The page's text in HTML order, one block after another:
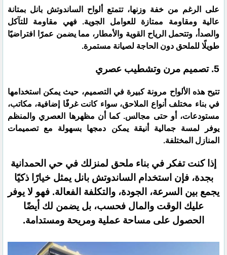
​على الرغم من خفة وزنها، تتمتع ألواح الساندوتش بانل بمتانة
عالية ومقاومة ممتازة للعوامل الجوية. فهي مقاومة للتآكل
والصدأ، وتتحمل الرياح القوية والأمطار، مما يضمن عمرًا افتراضيًا
طويلًا للملحق دون الحاجة لصيانة مستمرة.
​5. تصميم مرن وتشطيب عصري
​تتيح هذه الألواح مرونة كبيرة في التصميم، حيث يمكن استخدامها
في بناء مختلف أنواع الملاحق، سواء كانت غرفًا إضافية، مكاتب،
مستودعات، أو حتى مجالس. كما أن مظهرها العصري والمنظم
يوفر لمسة جمالية أنيقة يمكن دمجها بسهولة مع تصميمات
المنازل المختلفة.
إذا كنت تفكر في بناء ملحق لمنزلك في حي الحمدانية
بجدة، فإن استخدام الساندوتش بانل يمثل خيارًا ذكيًا
يجمع بين السرعة، الجودة، والتكلفة الفعالة. فهو لا يوفر
عليك الوقت والمال فحسب، بل يضمن لك أيضًا
الحصول على مساحة عملية ومريحة ومستدامة.